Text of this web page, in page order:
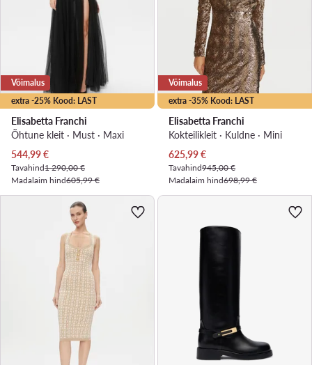
extra -25% Kood: LAST
Võimalus
Elisabetta Franchi
Õhtune kleit · Must · Maxi
Praegune hind
544,99€
Tavahind1 290,00 €
Madalaim hind605,99 €
extra -35% Kood: LAST
Võimalus
Elisabetta Franchi
Kokteilikleit · Kuldne · Mini
Praegune hind
625,99€
Tavahind945,00 €
Madalaim hind698,99 €